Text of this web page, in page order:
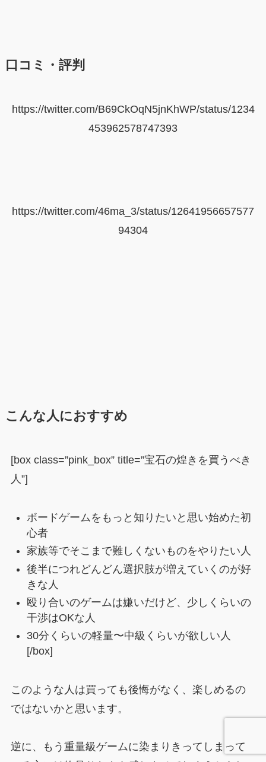
口コミ・評判
https://twitter.com/B69CkOqN5jnKhWP/status/1234
453962578747393
https://twitter.com/46ma_3/status/12641956657577
94304
こんな人におすすめ
[box class=”pink_box” title=”宝石の煌きを買うべき
人”]
ボードゲームをもっと知りたいと思い始めた初
心者
家族等でそこまで難しくないものをやりたい人
後半につれどんどん選択肢が増えていくのが好
きな人
殴り合いのゲームは嫌いだけど、少しくらいの
干渉はOKな人
30分くらいの軽量〜中級くらいが欲しい人
[/box]
このような人は買っても後悔がなく、楽しめるの
ではないかと思います。
逆に、もう重量級ゲームに染まりきってしまって